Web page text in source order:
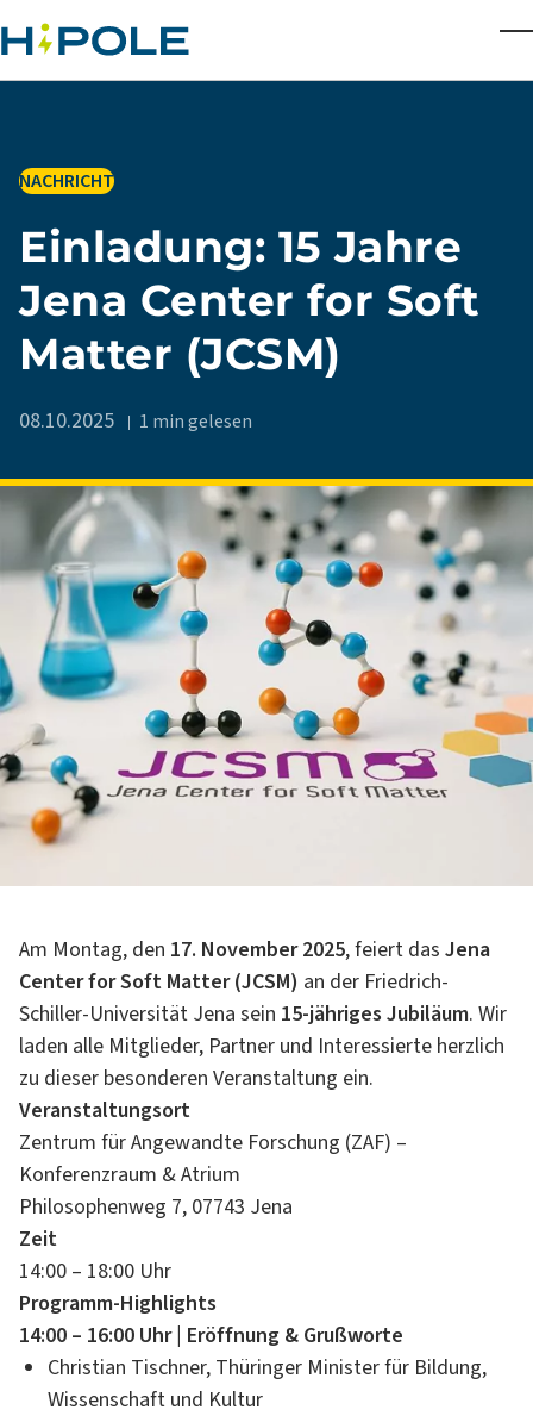
Skip to main content
IN
NACHRICHT
Einladung: 15 Jahre
Jena Center for Soft
Matter (JCSM)
08.10.2025 1 min gelesen
Am Montag, den 17. November 2025, feiert das Jena
Center for Soft Matter (JCSM) an der Friedrich-
Schiller-Universität Jena sein 15-jähriges Jubiläum. Wir
laden alle Mitglieder, Partner und Interessierte herzlich
zu dieser besonderen Veranstaltung ein.
Veranstaltungsort
Zentrum für Angewandte Forschung (ZAF) –
Konferenzraum & Atrium
Philosophenweg 7, 07743 Jena
Zeit
14:00 – 18:00 Uhr
Programm-Highlights
14:00 – 16:00 Uhr | Eröffnung & Grußworte
Christian Tischner, Thüringer Minister für Bildung,
Wissenschaft und Kultur